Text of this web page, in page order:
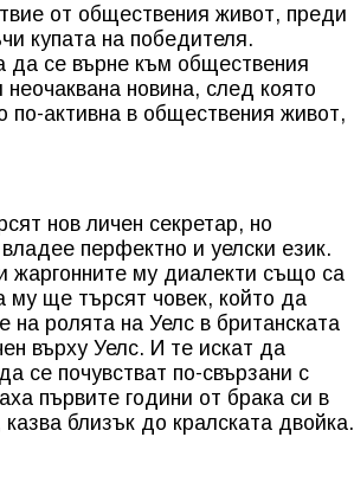
от обществения живот, преди
купата на победителя.
да се върне към обществения
новина, след която
по-активна в обществения живот,
нов личен секретар, но
перфектно и уелски език.
жаргонните му диалекти също са
му ще търсят човек, който да
ролята на Уелс в британската
върху Уелс. И те искат да
се почувстват по-свързани с
първите години от брака си в
близък до кралската двойка.